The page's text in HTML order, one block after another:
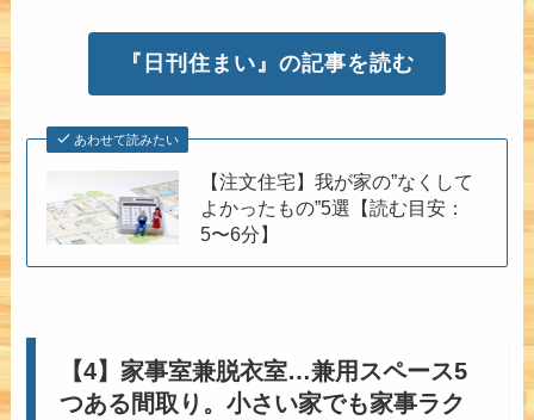
『日刊住まい』の記事を読む
あわせて読みたい
【注文住宅】我が家の”なくして
よかったもの”5選【読む目安：
5〜6分】
【4】家事室兼脱衣室…兼用スペース5
つある間取り。小さい家でも家事ラク